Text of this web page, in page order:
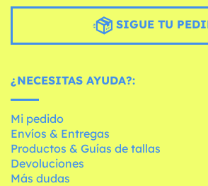
SIGUE TU
¿NECESITAS AYUDA?:
Mi pedido
Envíos & Entregas
Productos & Guías de tallas
Devoluciones
Más dudas